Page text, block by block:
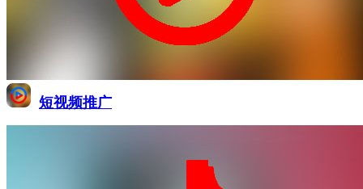
短视频推广